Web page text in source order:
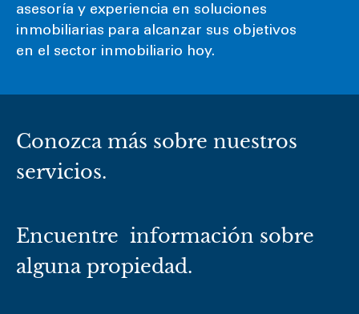
asesoría y experiencia en soluciones
inmobiliarias para alcanzar sus objetivos
en el sector inmobiliario hoy.
Conozca más sobre nuestros
servicios.
Encuentre información sobre
alguna propiedad.